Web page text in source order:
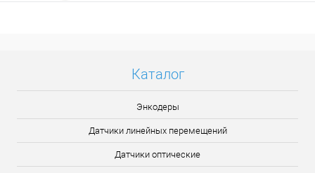
Каталог
Энкодеры
Датчики линейных перемещений
Датчики оптические